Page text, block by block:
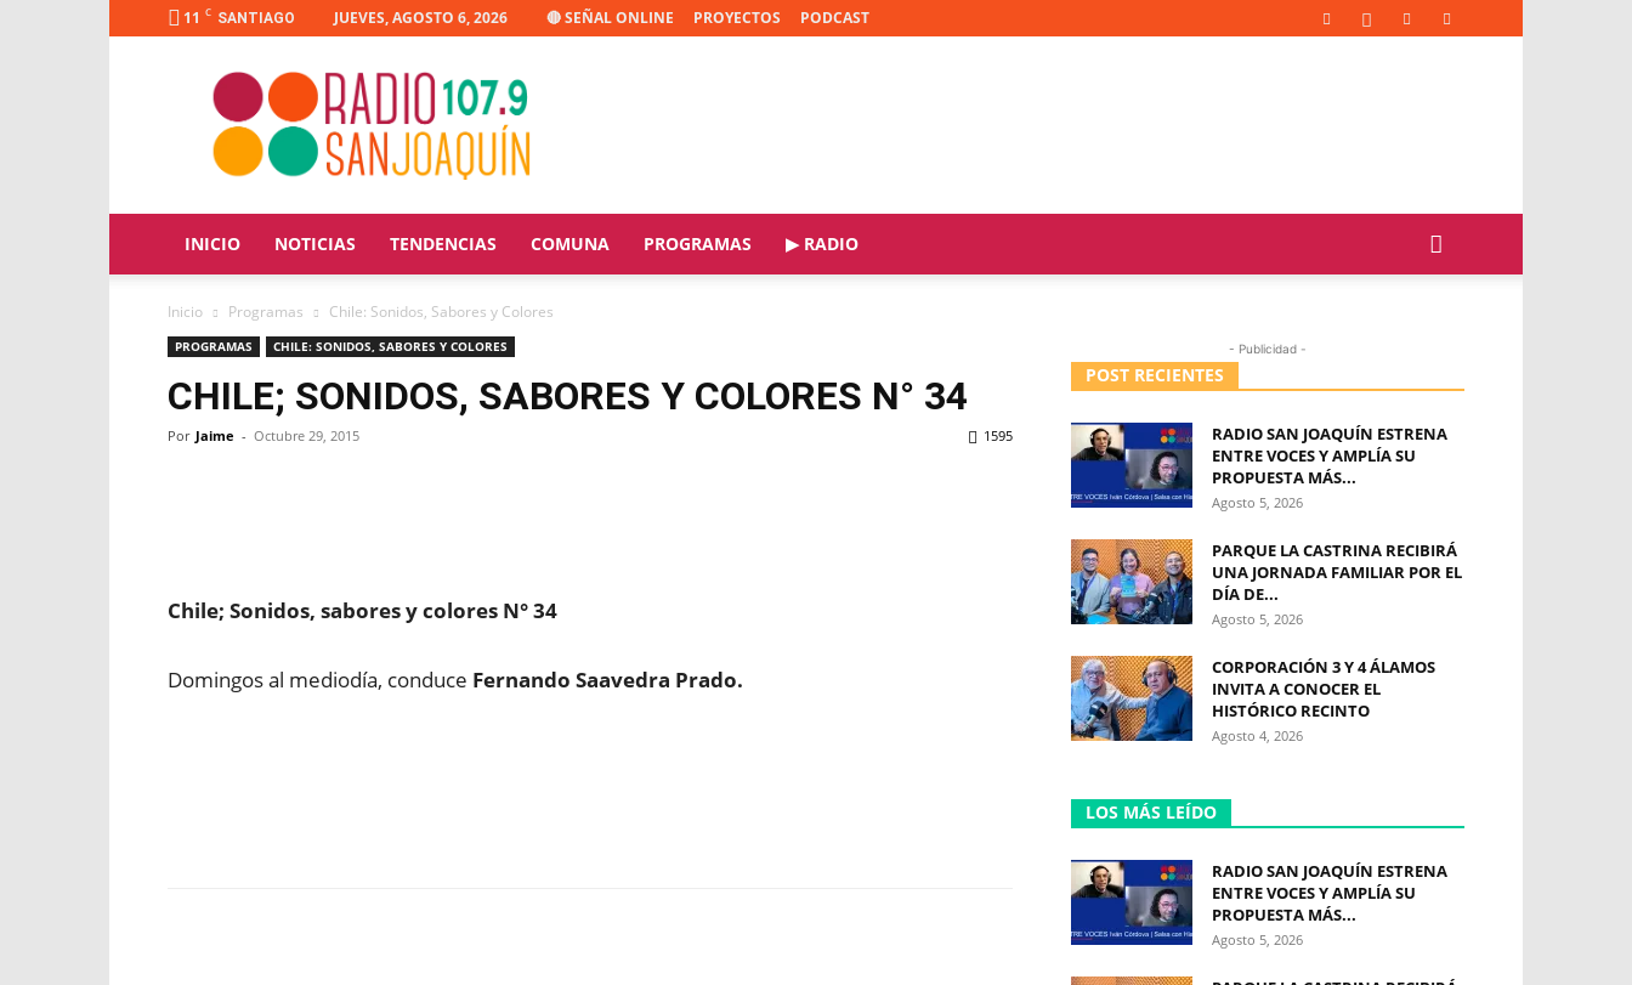
11 C SANTIAGO JUEVES, AGOSTO 6, 2026 🔴 SEÑAL ONLINE PROYECTOS PODCAST
Radio
Joaquín
INICIO NOTICIAS TENDENCIAS COMUNA PROGRAMAS ▶ RADIO
Inicio Programas Chile: Sonidos, Sabores y Colores
PROGRAMAS CHILE: SONIDOS, SABORES Y COLORES
CHILE; SONIDOS, SABORES Y COLORES N° 34
Por Jaime - Octubre 29, 2015 1595
Chile; Sonidos, sabores y colores N° 34
Domingos al mediodía, conduce Fernando Saavedra Prado.
- Publicidad -
POST RECIENTES
RADIO SAN JOAQUÍN ESTRENA
ENTRE VOCES Y AMPLÍA SU
PROPUESTA MÁS...
Agosto 5, 2026
PARQUE LA CASTRINA RECIBIRÁ
UNA JORNADA FAMILIAR POR EL
DÍA DE...
Agosto 5, 2026
CORPORACIÓN 3 Y 4 ÁLAMOS
INVITA A CONOCER EL
HISTÓRICO RECINTO
Agosto 4, 2026
LOS MÁS LEÍDO
RADIO SAN JOAQUÍN ESTRENA
ENTRE VOCES Y AMPLÍA SU
PROPUESTA MÁS...
Agosto 5, 2026